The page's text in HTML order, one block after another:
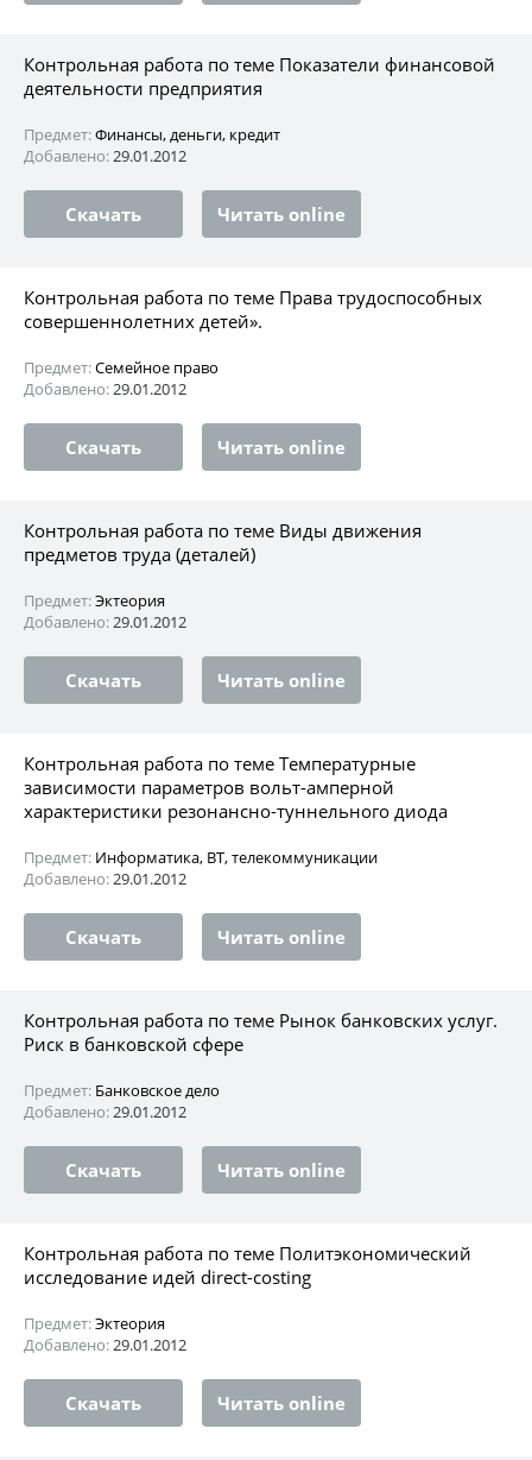
Контрольная работа по теме Показатели финансовой
деятельности предприятия
Предмет:Финансы, деньги, кредит
Добавлено:29.01.2012
Скачать Читать online
Контрольная работа по теме Права трудоспособных
совершеннолетних детей».
Предмет:Семейное право
Добавлено:29.01.2012
Скачать Читать online
Контрольная работа по теме Виды движения
предметов труда (деталей)
Предмет:Эктеория
Добавлено:29.01.2012
Скачать Читать online
Контрольная работа по теме Температурные
зависимости параметров вольт-амперной
характеристики резонансно-туннельного диода
Предмет: Информатика, ВТ, телекоммуникации
Добавлено:29.01.2012
Скачать Читать online
Контрольная работа по теме Рынок банковских услуг.
Риск в банковской сфере
Предмет: Банковское дело
Добавлено:29.01.2012
Скачать Читать online
Контрольная работа по теме Политэкономический
исследование идей direct-costing
Предмет:Эктеория
Добавлено:29.01.2012
Скачать Читать online